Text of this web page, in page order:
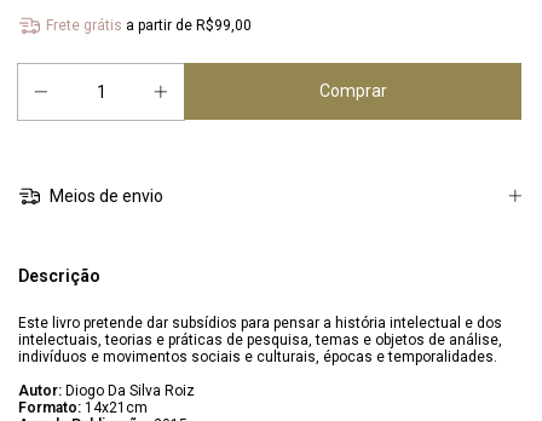
Frete grátis a partir de R$99,00
Meios de envio
Descrição
Este livro pretende dar subsídios para pensar a história intelectual e dos
intelectuais, teorias e práticas de pesquisa, temas e objetos de análise,
indivíduos e movimentos sociais e culturais, épocas e temporalidades.
Autor: Diogo Da Silva Roiz
Formato: 14x21cm